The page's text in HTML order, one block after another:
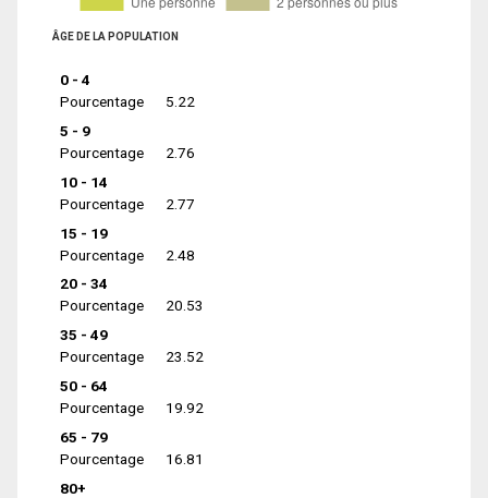
ÂGE DE LA POPULATION
0 - 4
Pourcentage
5.22
5 - 9
Pourcentage
2.76
10 - 14
Pourcentage
2.77
15 - 19
Pourcentage
2.48
20 - 34
Pourcentage
20.53
35 - 49
Pourcentage
23.52
50 - 64
Pourcentage
19.92
65 - 79
Pourcentage
16.81
80+